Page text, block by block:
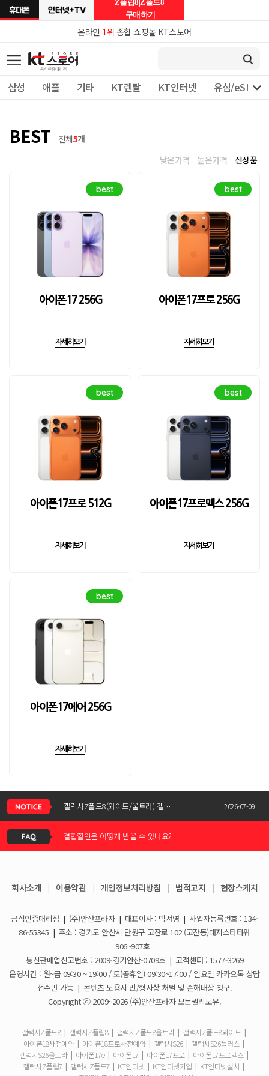
온라인 1위 종합 쇼핑몰 KT스토어
삼성 애플 기타 KT렌탈 KT인터넷 유심/eSIM 개

Z플립8|Z폴드8
구매하기
BEST 전체5개
낮은가격
높은가격 신상품
best
아이폰17 256G
자세히보기
best
아이폰17프로 256G
자세히보기
best
아이폰17프로 512G
자세히보기
best
아이폰17프로맥스 256G
자세히보기
best
아이폰17에어 256G
자세히보기
갤럭시Z폴드8(와이드/울트라) 갤럭시Z플립8 사전예약 공지사항 2026-07-09
KT스토어 공식 신청서 작성 관련 자주 묻는 질문
아이폰17e 사전예약 공지사항
갤럭시S26 사전예약 공지사항
신청서 조회는 어떻게 하나요?
결합할인은 어떻게 받을 수 있나요?
휴대폰 일시불로 구매도 가능한가요?
요금제 변경은 언제할 수 있나요?
더블할인카드는 어떻게 등록 하나요?
휴대폰 구매 후 불량이면 어떻게 하나요?
ESIM 발급 방법은 어떻게 되나요?
회사소개 | 이용약관 | 개인정보처리방침 | 법적고지 | 현장스케치
공식인증대리점 | (주)안산프라자 | 대표이사 : 백서영 | 사업자등록번호 : 134-
86-55345 | 주소 : 경기도 안산시 단원구 고잔로 102 (고잔동)대지스타타워
906~907호
통신판매업신고번호 : 2009-경기안산-0709호 | 고객센터 : 1577-3269
운영시간 : 월~금 09:30 ~ 19:00 / 토(공휴일) 09:30~17:00 / 일요일 카카오톡 상담
접수만 가능 | 콘텐츠 도용시 민/형사상 처벌 및 손해배상 청구.
Copyright ⓒ 2009~2026 (주)안산프라자 모든권리보유.
갤럭시Z폴드8 | 갤럭시Z플립8 | 갤럭시Z폴드8울트라 | 갤럭시Z폴드8와이드 |
아이폰18사전예약 | 아이폰18프로사전예약 | 갤럭시S26 | 갤럭시S26플러스 |
갤럭시S26울트라 | 아이폰17e | 아이폰17 | 아이폰17프로 | 아이폰17프로맥스 |
갤럭시Z플립7 | 갤럭시Z폴드7 | KT인터넷 | KT인터넷가입 | KT인터넷설치 |